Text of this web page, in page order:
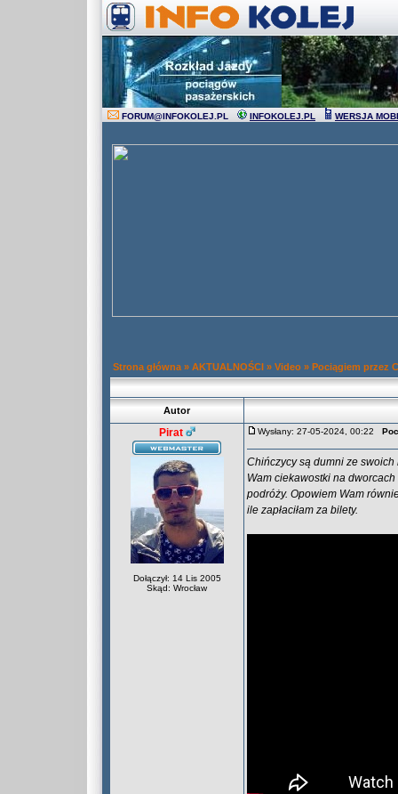
FORUM@INFOKOLEJ.PL INFOKOLEJ.PL WERSJA
Strona główna » AKTUALNOŚCI » Video » Pociągiem przez
Autor
Pirat
Dołączył: 14 Lis 2005
Skąd: Wrocław
Wysłany: 27-05-2024, 00:22
Chińczycy są dumni ze
Wam ciekawostki na
podróży. Opowiem Wam
ile zapłaciłam za bilety.